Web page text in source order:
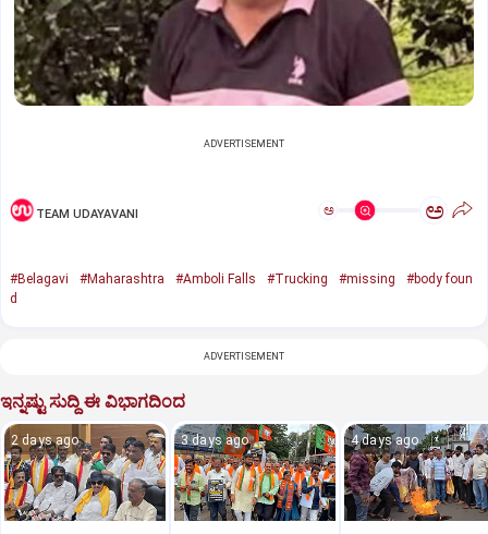
ADVERTISEMENT
TEAM UDAYAVANI ಅ ಅ
#Belagavi #Maharashtra #Amboli Falls #Trucking #missing
#body foun
d
ADVERTISEMENT
ಇನ್ನಷ್ಟು ಸುದ್ದಿ ಈ ವಿಭಾಗದಿಂದ
2 days ago 3 days ago 4 days ago